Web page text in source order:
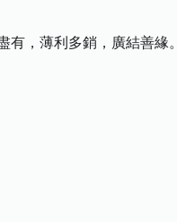
，薄利多銷，廣結善緣。